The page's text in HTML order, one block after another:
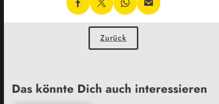
Zurück
Das könnte Dich auch interessieren